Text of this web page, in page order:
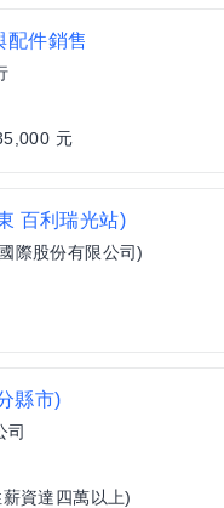
配件銷售
元
百利瑞光站)
際股份有限公司)
縣市)
司
資達四萬以上)